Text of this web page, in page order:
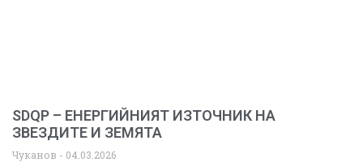
SDQP – ЕНЕРГИЙНИЯТ ИЗТОЧНИК НА
ЗВЕЗДИТЕ И ЗЕМЯТА
Чуканов 04.03.2026